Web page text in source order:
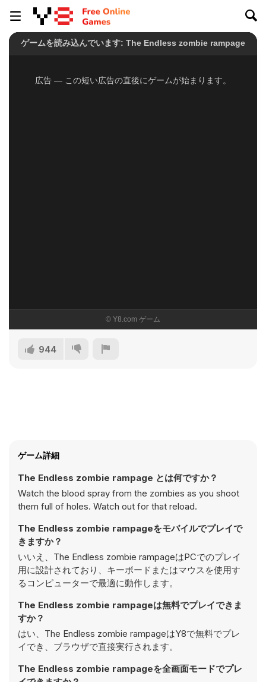
944
ゲーム詳細
The Endless zombie rampage とは何ですか？
Watch the blood spray from the zombies as you shoot
them full of holes. Watch out for that reload.
The Endless zombie rampageをモバイルでプレイで
きますか？
いいえ、The Endless zombie rampageはPCでのプレイ
用に設計されており、キーボードまたはマウスを使用す
るコンピューターで最適に動作します。
The Endless zombie rampageは無料でプレイできま
すか？
はい、The Endless zombie rampageはY8で無料でプレ
イでき、ブラウザで直接実行されます。
The Endless zombie rampageを全画面モードでプレ